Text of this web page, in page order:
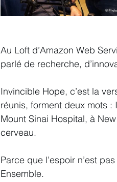
Au Loft d’Amazon Web
parlé de recherche,
Invincible Hope, c’est la
réunis, forment deux mots :
Mount Sinai Hospital, à
cerveau.
Parce que l’espoir n’est
Ensemble.